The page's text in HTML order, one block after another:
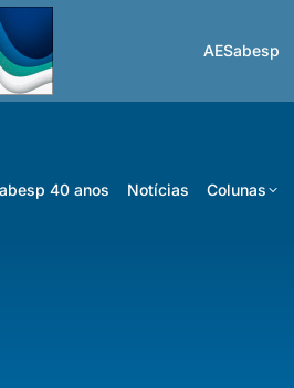
AESabesp
40 anos Notícias Colunas